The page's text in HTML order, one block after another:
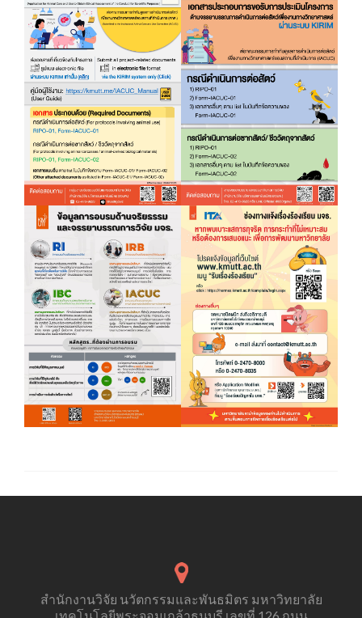
สำนักงานวิจัย นวัตกรรมและพันธมิตร มหาวิทยาลัย
เทคโนโลยีพระจอมเกล้าธนบุรี เลขที่ 126 ถนน